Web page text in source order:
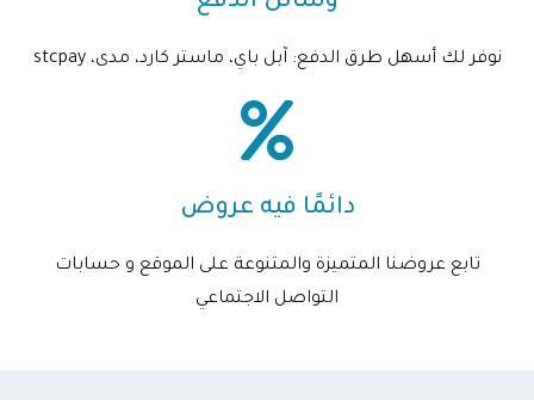
نوفر لك أسهل طرق الدفع: آبل باي، ماستر كارد، مدى، stcpay
دائمًا فيه عروض
تابع عروضنا المتميزة والمتنوعة على الموقع و حسابات
التواصل الاجتماعي